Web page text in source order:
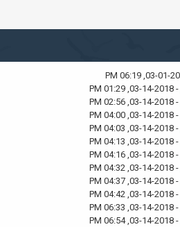
- 03-14-2018, 01:29 PM
- 03-14-2018, 02:56 PM
- 03-14-2018, 04:00 PM
- 03-14-2018, 04:03 PM
- 03-14-2018, 04:13 PM
- 03-14-2018, 04:16 PM
- 03-14-2018, 04:32 PM
- 03-14-2018, 04:37 PM
- 03-14-2018, 04:42 PM
- 03-14-2018, 06:33 PM
- 03-14-2018, 06:54 PM